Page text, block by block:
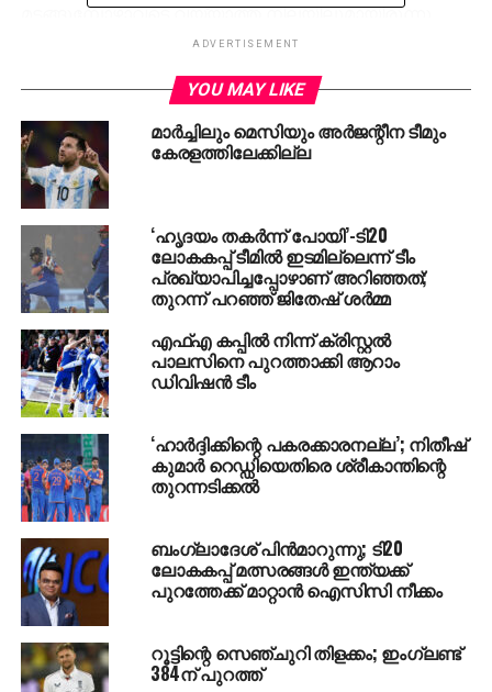
മടങ്ങുമ്പോഴാവട്ടെ വയ്യാത്ത നിലയിലുമായിരുന്നു.
പലരും താങ്ങിപിടിച്ചാണ് അദ്ദേഹത്തെ ടാക്‌സിയില്‍
RELATED TOPICS: MARADONA SPORTS
UP NEXT
കായിക കിരീടം എറണാകുളത്തിന്
അരങ്ങൊരുങ്ങി, അവസാന
അങ്കപ്പുറപ്പാടിന്ജനപ്രിയര്‍ മഞ്ഞപ്പട
ADVERTISEMENT
YOU MAY LIKE
മാര്‍ച്ചിലും മെസിയും അര്‍ജന്റീന ടീമും
കേരളത്തിലേക്കില്ല
‘ഹൃദയം തകര്‍ന്ന് പോയി’-ടി20
ലോകകപ്പ് ടീമില്‍ ഇടമില്ലെന്ന് ടീം
പ്രഖ്യാപിച്ചപ്പോഴാണ് അറിഞ്ഞത്;
തുറന്ന് പറഞ്ഞ് ജിതേഷ് ശര്‍മ്മ
എഫ്എ കപ്പില്‍ നിന്ന് ക്രിസ്റ്റല്‍
പാലസിനെ പുറത്താക്കി ആറാം
ഡിവിഷന്‍ ടീം
‘ഹാര്‍ദ്ദിക്കിന്റെ പകരക്കാരനല്ല’; നിതീഷ്
കുമാര്‍ റെഡ്ഡിയെതിരെ ശ്രീകാന്തിന്റെ
തുറന്നടിക്കല്‍
ബംഗ്ലാദേശ് പിന്‍മാറുന്നു; ടി20
ലോകകപ്പ് മത്സരങ്ങള്‍ ഇന്ത്യക്ക്
പുറത്തേക്ക് മാറ്റാന്‍ ഐസിസി നീക്കം
റൂട്ടിന്റെ സെഞ്ചുറി തിളക്കം; ഇംഗ്ലണ്ട്
384ന് പുറത്ത്